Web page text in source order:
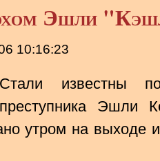
Эшли
10:16:23
Стали известны
преступника Эшли
утром на выходе